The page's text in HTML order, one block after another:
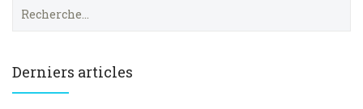
e
Derniers articles